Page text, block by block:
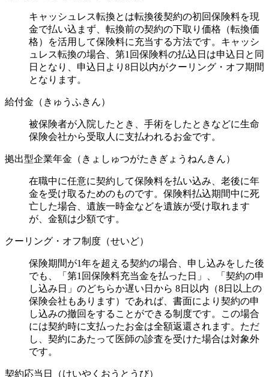
キャッシュレス転換とは転換後契約の初回保険料を現
金で払い込まず、転換前の契約の下取り価格（転換価
格）を活用して保険料に充当する方法です。キャッシ
ュレス転換の場合、第1回保険料の払込日は申込日と同
日となり、申込日より8日以内がクーリング・オフ期間
となります。
給付金（きゅうふきん）
被保険者が入院したとき、手術をしたときなどに生命
保険会社から受取人に支払われるお金です。
拠出型企業年金（きょしゅつがたきぎょうねんきん）
在職中に任意に契約して保険料を払い込み、老後に年
金を受け取るためのものです。保険料払込期間中に死
亡した場合、遺族一時金などを遺族が受け取れます
が、金額は少額です。
クーリング・オフ制度（せいど）
保険期間が1年を超える契約の場合、申し込みをした後
でも、「第1回保険料充当金を払った日」、「契約の申
し込み日」のどちらか遅い日から 8日以内（8日以上の
保険会社もあります）であれば、書面により契約の申
し込みの撤回をすることができる制度です。この場合
には契約時に支払ったお金は全額返還されます。ただ
し、契約にあたって医師の診査を受けた場合は対象外
です。
契約応当日（けいやくおうとうび）